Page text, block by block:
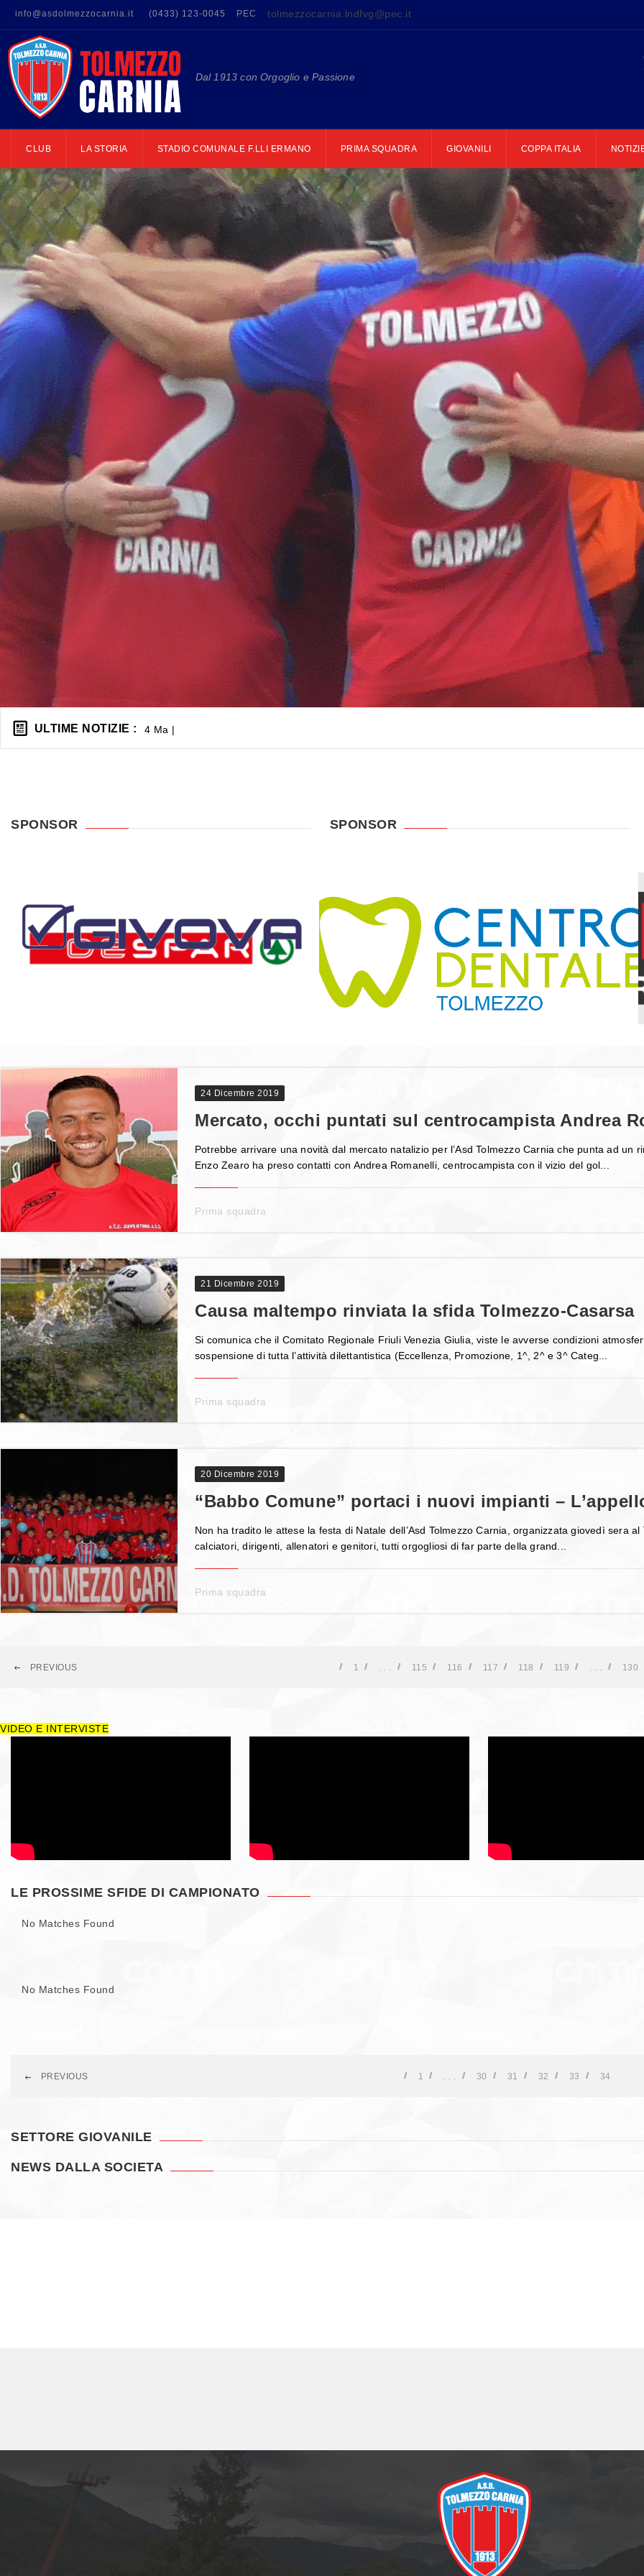
info@asdolmezzocarnia.it (0433) 123-0045 PEC tolmezzocarnia.lndfvg@pec.it
Dal 1913 con Orgoglio e Passione
CLUB LA STORIA STADIO COMUNALE F.LLI ERMANO PRIMA SQUADRA GIOVANILI COPPA ITALIA
ULTIME NOTIZIE : 4 Maggio 2026 - Tolmezzo C |
SPONSOR SPONSOR
24 Dicembre 2019
Mercato, occhi puntati sul centrocampista Andrea
Potrebbe arrivare una novità dal mercato natalizio per l’Asd Tolmezzo Carnia che punta ad
Enzo Zearo ha preso contatti con Andrea Romanelli, centrocampista con il vizio del gol...
Prima squadra
21 Dicembre 2019
Causa maltempo rinviata la sfida Tolmezzo-Casarsa
Si comunica che il Comitato Regionale Friuli Venezia Giulia, viste le avverse condizioni
sospensione di tutta l’attività dilettantistica (Eccellenza, Promozione, 1^, 2^ e 3^ Categ...
Prima squadra
20 Dicembre 2019
“Babbo Comune” portaci i nuovi impianti –
Non ha tradito le attese la festa di Natale dell’Asd Tolmezzo Carnia, organizzata giovedì sera
calciatori, dirigenti, allenatori e genitori, tutti orgogliosi di far parte della grand...
Prima squadra
PREVIOUS 1 . . . 115 116 117 118 119 . . . 130
VIDEO E INTERVISTE
LE PROSSIME SFIDE DI CAMPIONATO
No Matches Found
No Matches Found
PREVIOUS 1 . . . 30 31 32 33 34
SETTORE GIOVANILE
NEWS DALLA SOCIETA